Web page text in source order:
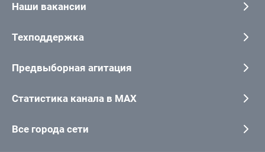
Наши вакансии
Техподдержка
Предвыборная агитация
Статистика канала в MAX
Все города сети